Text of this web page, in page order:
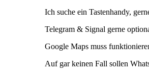
Ich suche ein Tastenhandy,
Telegram & Signal gerne
Google Maps muss
Auf gar keinen Fall sollen